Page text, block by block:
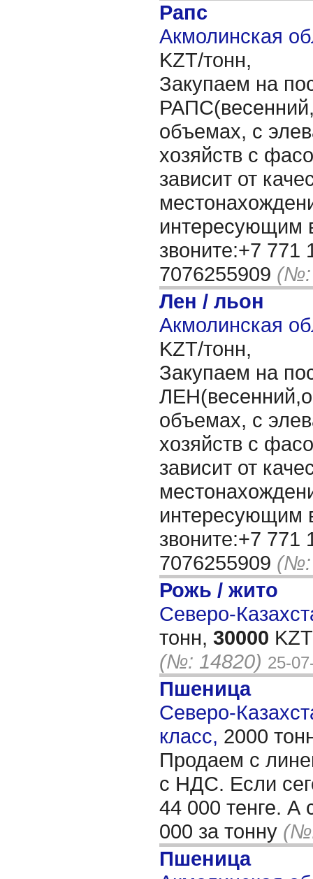
Рапс
Акмолинская
KZT/тонн,
Закупаем на
объемах, с
хозяйств с
зависит от
интересующим
звоните:+7 771
7076255909 (№:
Лен / льон
Акмолинская
KZT/тонн,
Закупаем на
объемах, с
хозяйств с
зависит от
интересующим
звоните:+7 771
7076255909 (№:
Рожь / жито
Северо-
тонн, 30000
(№: 14820) 25-
Пшеница
Северо-
класс, 2000
Продаем с
с НДС. Если
44 000 тенге. А
000 за тонну
Пшеница